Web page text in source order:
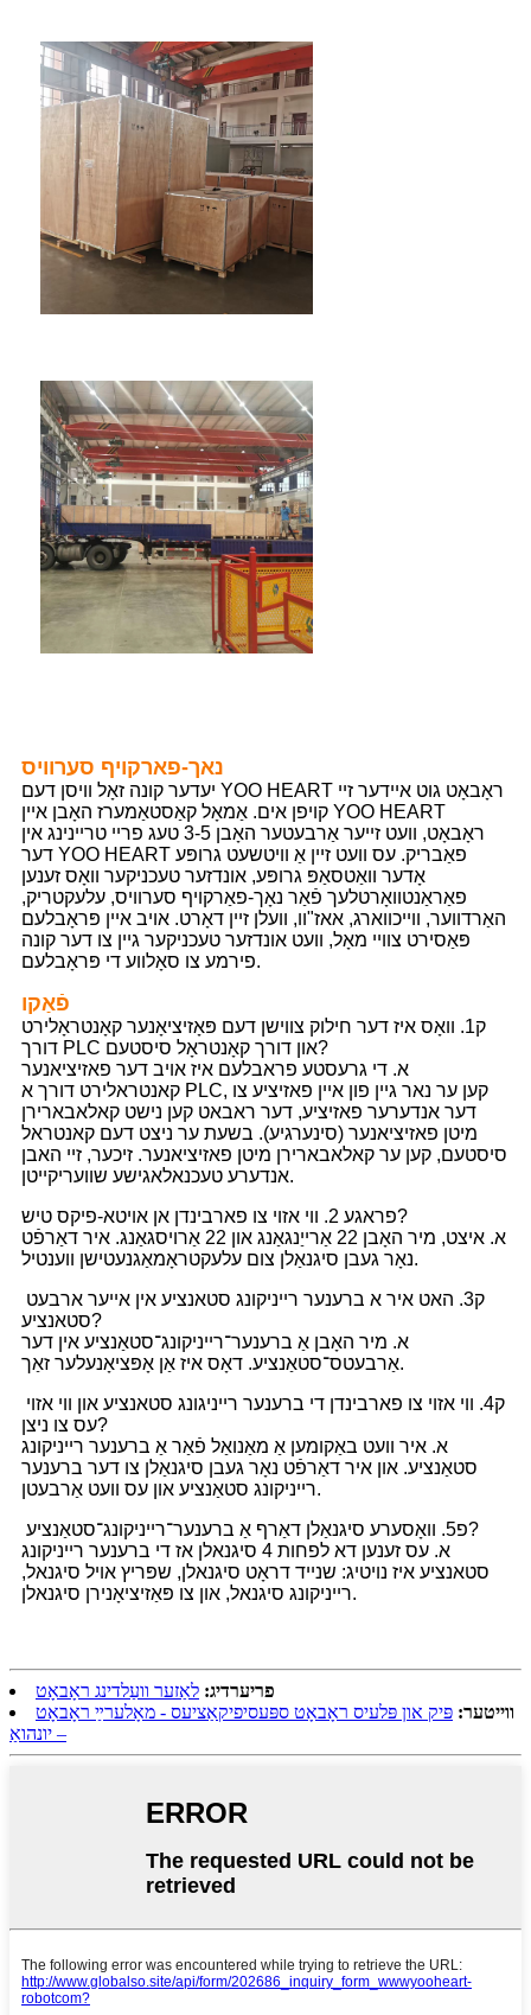
נאך-פארקויף סערוויס
יעדער קונה זאָל וויסן דעם YOO HEART ראָבאָט גוט איידער זיי
קויפן אים. אַמאָל קאַסטאַמערז האָבן איין YOO HEART
ראָבאָט, וועט זייער אַרבעטער האָבן 3-5 טעג פריי טריינינג אין
דער YOO HEART פאַבריק. עס וועט זיין אַ וויטשעט גרופּע
אָדער וואַטסאַפּ גרופּע, אונדזער טעכניקער וואָס זענען
פאַראַנטוואָרטלעך פֿאַר נאָך-פאַרקויף סערוויס, עלעקטריק,
האַרדווער, ווייכווארג, אאז"וו, וועלן זיין דאָרט. אויב איין פּראָבלעם
פּאַסירט צוויי מאָל, וועט אונדזער טעכניקער גיין צו דער קונה
פירמע צו סאָלווע די פּראָבלעם.
פֿאַקו
ק1. וואָס איז דער חילוק צווישן דעם פּאָזיציאָנער קאָנטראָלירט
דורך PLC און דורך קאָנטראָל סיסטעם?
א. די גרעסטע פראבלעם איז אויב דער פאזיציאנער
קאנטראלירט דורך א PLC, קען ער נאר גיין פון איין פאזיציע צו
דער אנדערער פאזיציע, דער ראבאט קען נישט קאלאבארירן
מיטן פאזיציאנער (סינערגיע). בשעת ער ניצט דעם קאנטראל
סיסטעם, קען ער קאלאבארירן מיטן פאזיציאנער. זיכער, זיי האבן
אנדערע טעכנאלאגישע שוועריקייטן.
פראגע 2. ווי אזוי צו פארבינדן אן אויטא-פיקס טיש?
א. איצט, מיר האָבן 22 אַרייַנגאַנג און 22 אַרויסגאַנג. איר דאַרפֿט
נאָר געבן סיגנאַלן צום עלעקטראָמאַגנעטישן ווענטיל.
ק3. האט איר א ברענער רייניקונג סטאנציע אין אייער ארבעט
סטאנציע?
א. מיר האָבן אַ ברענער־רייניקונג־סטאַנציע אין דער
אַרבעטס־סטאַנציע. דאָס איז אַן אָפּציאָנעלער זאַך.
ק4. ווי אזוי צו פארבינדן די ברענער רייניגונג סטאנציע און ווי אזוי
עס צו ניצן?
א. איר וועט באַקומען אַ מאַנואַל פֿאַר אַ ברענער רייניקונג
סטאַנציע. און איר דאַרפֿט נאָר געבן סיגנאַלן צו דער ברענער
רייניקונג סטאַנציע און עס וועט אַרבעטן.
פ5. וואָסערע סיגנאַלן דאַרף אַ ברענער־רייניקונג־סטאַנציע?
א. עס זענען דא לפחות 4 סיגנאלן אז די ברענער רייניקונג
סטאנציע איז נויטיג: שנייד דראָט סיגנאלן, שפּריץ אויל סיגנאל,
רייניקונג סיגנאל, און צו פּאַזיציאָנירן סיגנאלן.
פריערדיג: לאַזער וועַלדינג ראָבאָט
ווייטער: פּיק און פּלעיס ראָבאָט ספּעסיפיקאַציעס - מאָלערײַ ראָבאָט
– יונהואַ